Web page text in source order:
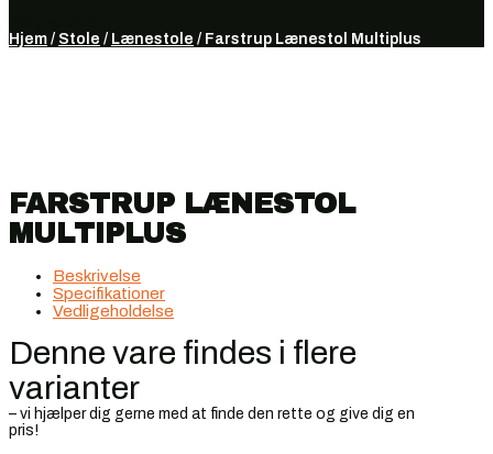
Hjem / Stole / Lænestole / Farstrup Lænestol Multiplus
FARSTRUP LÆNESTOL
MULTIPLUS
Beskrivelse
Specifikationer
Vedligeholdelse
Denne vare findes i flere
varianter
– vi hjælper dig gerne med at finde den rette og give dig en
pris!